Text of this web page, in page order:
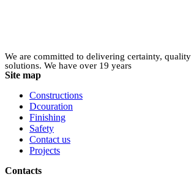
We are committed to delivering certainty,
solutions. We have over 19 years
Site map
Constructions
Dcouration
Finishing
Safety
Contact us
Projects
Contacts